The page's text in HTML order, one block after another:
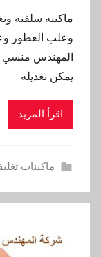
ماكينه سلفنه
يمكن تعديله
اقرأ المزيد
ماكينات